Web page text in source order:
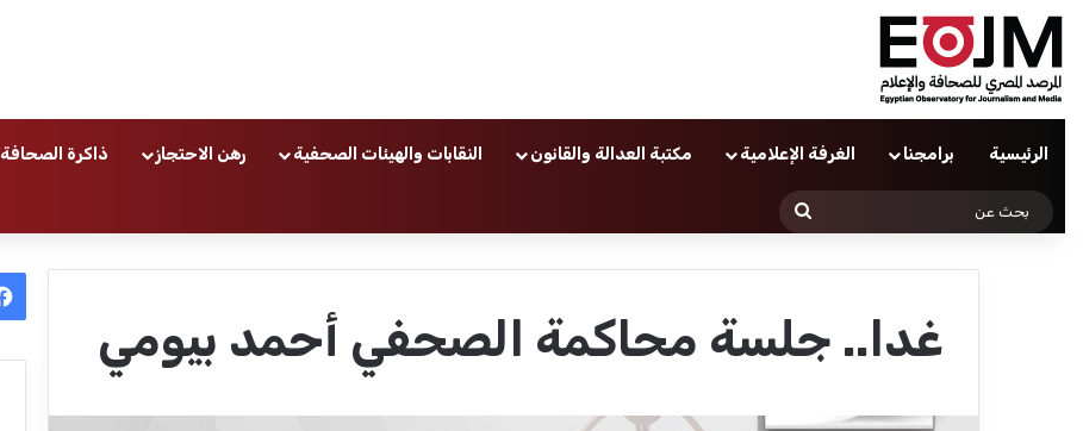
الرئيسية برامجنا الغرفة الإعلامية مكتبة العدالة والقانون النقابات والهيئات الصحفية رهن الاحتجاز ذاكرة الصحافة
غدا.. جلسة محاكمة الصحفي أحمد بيومي